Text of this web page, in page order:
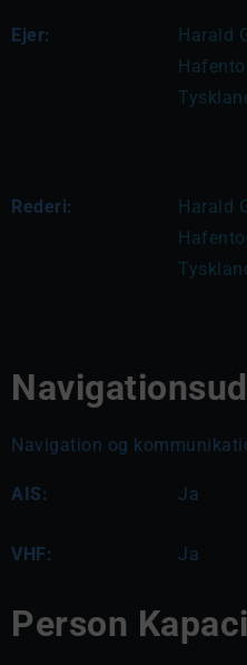
Ejer:
Harald
Rederi:
Harald
Navigation og
AIS: Ja
VHF: Ja
Person